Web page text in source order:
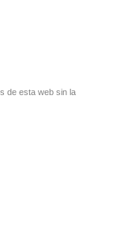
de esta web sin la